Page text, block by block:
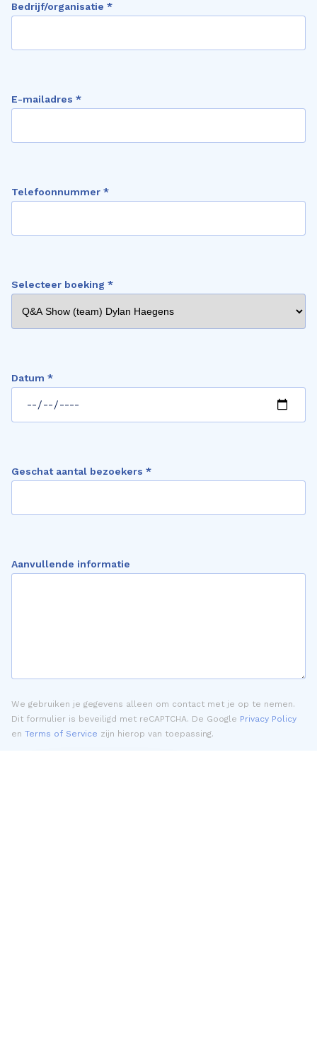
Bedrijf/organisatie *
E-mailadres *
Telefoonnummer *
Selecteer boeking *
Datum *
Geschat aantal bezoekers *
Aanvullende informatie
We gebruiken je gegevens alleen om contact met je op te nemen.
Dit formulier is beveiligd met reCAPTCHA. De Google Privacy Policy
en Terms of Service zijn hierop van toepassing.